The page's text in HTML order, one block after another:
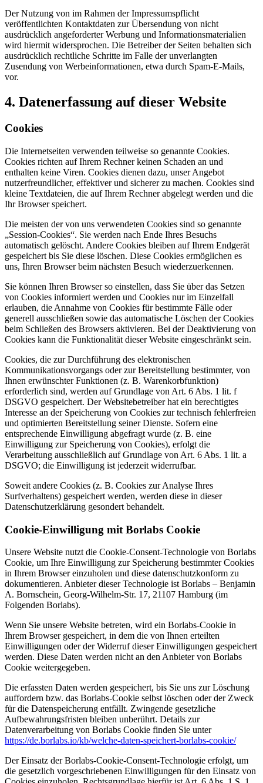
Der Nutzung von im Rahmen der Impressumspflicht
veröffentlichten Kontaktdaten zur Übersendung von nicht
ausdrücklich angeforderter Werbung und Informationsmaterialien
wird hiermit widersprochen. Die Betreiber der Seiten behalten sich
ausdrücklich rechtliche Schritte im Falle der unverlangten
Zusendung von Werbeinformationen, etwa durch Spam-E-Mails,
vor.
4. Datenerfassung auf dieser Website
Cookies
Die Internetseiten verwenden teilweise so genannte Cookies.
Cookies richten auf Ihrem Rechner keinen Schaden an und
enthalten keine Viren. Cookies dienen dazu, unser Angebot
nutzerfreundlicher, effektiver und sicherer zu machen. Cookies sind
kleine Textdateien, die auf Ihrem Rechner abgelegt werden und die
Ihr Browser speichert.
Die meisten der von uns verwendeten Cookies sind so genannte
„Session-Cookies“. Sie werden nach Ende Ihres Besuchs
automatisch gelöscht. Andere Cookies bleiben auf Ihrem Endgerät
gespeichert bis Sie diese löschen. Diese Cookies ermöglichen es
uns, Ihren Browser beim nächsten Besuch wiederzuerkennen.
Sie können Ihren Browser so einstellen, dass Sie über das Setzen
von Cookies informiert werden und Cookies nur im Einzelfall
erlauben, die Annahme von Cookies für bestimmte Fälle oder
generell ausschließen sowie das automatische Löschen der Cookies
beim Schließen des Browsers aktivieren. Bei der Deaktivierung von
Cookies kann die Funktionalität dieser Website eingeschränkt sein.
Cookies, die zur Durchführung des elektronischen
Kommunikationsvorgangs oder zur Bereitstellung bestimmter, von
Ihnen erwünschter Funktionen (z. B. Warenkorbfunktion)
erforderlich sind, werden auf Grundlage von Art. 6 Abs. 1 lit. f
DSGVO gespeichert. Der Websitebetreiber hat ein berechtigtes
Interesse an der Speicherung von Cookies zur technisch fehlerfreien
und optimierten Bereitstellung seiner Dienste. Sofern eine
entsprechende Einwilligung abgefragt wurde (z. B. eine
Einwilligung zur Speicherung von Cookies), erfolgt die
Verarbeitung ausschließlich auf Grundlage von Art. 6 Abs. 1 lit. a
DSGVO; die Einwilligung ist jederzeit widerrufbar.
Soweit andere Cookies (z. B. Cookies zur Analyse Ihres
Surfverhaltens) gespeichert werden, werden diese in dieser
Datenschutzerklärung gesondert behandelt.
Cookie-Einwilligung mit Borlabs Cookie
Unsere Website nutzt die Cookie-Consent-Technologie von Borlabs
Cookie, um Ihre Einwilligung zur Speicherung bestimmter Cookies
in Ihrem Browser einzuholen und diese datenschutzkonform zu
dokumentieren. Anbieter dieser Technologie ist Borlabs – Benjamin
A. Bornschein, Georg-Wilhelm-Str. 17, 21107 Hamburg (im
Folgenden Borlabs).
Wenn Sie unsere Website betreten, wird ein Borlabs-Cookie in
Ihrem Browser gespeichert, in dem die von Ihnen erteilten
Einwilligungen oder der Widerruf dieser Einwilligungen gespeichert
werden. Diese Daten werden nicht an den Anbieter von Borlabs
Cookie weitergegeben.
Die erfassten Daten werden gespeichert, bis Sie uns zur Löschung
auffordern bzw. das Borlabs-Cookie selbst löschen oder der Zweck
für die Datenspeicherung entfällt. Zwingende gesetzliche
Aufbewahrungsfristen bleiben unberührt. Details zur
Datenverarbeitung von Borlabs Cookie finden Sie unter
https://de.borlabs.io/kb/welche-daten-speichert-borlabs-cookie/
Der Einsatz der Borlabs-Cookie-Consent-Technologie erfolgt, um
die gesetzlich vorgeschriebenen Einwilligungen für den Einsatz von